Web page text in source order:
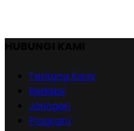
Tentang Kami
Redaksi
Jaringan
Program